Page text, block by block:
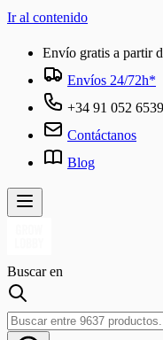
Ir al contenido
Envío gratis a partir
Envíos 24/72h*
+34 91 052 6539
Contáctanos
Blog
Buscar en